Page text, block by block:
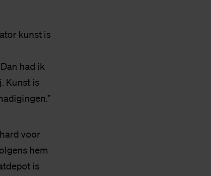
kunst is
had ik
Kunst is
voor
hem
is